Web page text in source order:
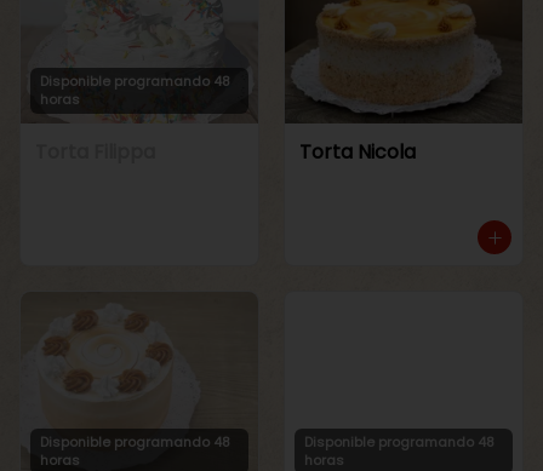
Disponible programando 48
horas
Torta Nicola
Disponible programando 48
horas
Disponible programando 48
horas